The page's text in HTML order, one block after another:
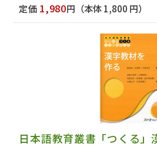
定価 1,980円 （本体 1,800 円）
日本語教育叢書「つくる」